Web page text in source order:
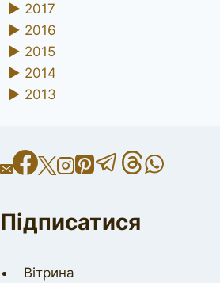
► 2017
► 2016
► 2015
► 2014
► 2013
Підписатися
Вітрина